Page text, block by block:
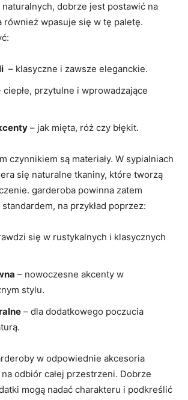
dobrze jest postawić na
również wpasuje ‌się w tę paletę.
⁣ – klasyczne i zawsze eleganckie.
ciepłe, przytulne i wprowadzające
– jak mięta, róż ⁢czy⁢ błękit.
​czynnikiem​ są materiały. ‍W sypialniach
się naturalne tkaniny, które tworzą
garderoba powinna zatem
na przykład poprzez:
się⁤ w rustykalnych i klasycznych
– nowoczesne akcenty w
stylu.
⁢– dla dodatkowego poczucia
w odpowiednie akcesoria
odbiór całej przestrzeni. Dobrze
mogą⁢ nadać charakteru i podkreślić